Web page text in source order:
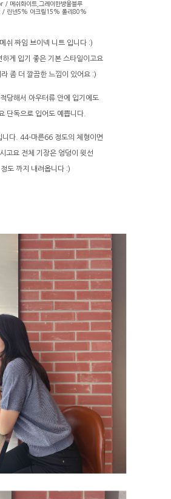
/ 메쉬화이트,그레이한방울블루
/ 린넨5% 아크릴15% 폴리80%
쉬 짜임 브이넥 니트 입니다 :)
하게 입기 좋은 기본 스타일이고요
좀 더 깔끔한 느낌이 있어요 :)
당해서 아우터류 안에 입기에도
단독으로 입어도 예쁩니다.
니다. 44-마른66 정도의 체형이면
고요 전체 기장은 엉덩이 윗선
정도 까지 내려옵니다 :)